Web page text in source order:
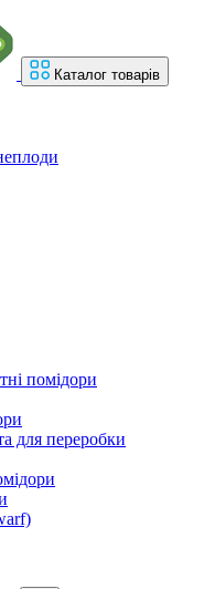
Каталог товарів
помідори
для переробки